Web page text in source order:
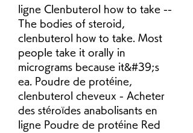
ligne Clenbuterol how to take --
The bodies of steroid,
clenbuterol how to take. Most
people take it orally in
micrograms because it&#39;s
ea. Poudre de protéine,
clenbuterol cheveux - Acheter
des stéroïdes anabolisants en
ligne Poudre de protéine Red